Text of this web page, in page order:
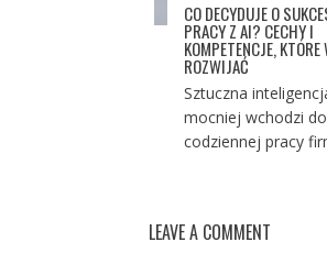
CO DECYDUJE O
PRACY Z AI? CECHY I
KOMPETENCJE, KTÓRE
ROZWIJAĆ
Sztuczna
mocniej wchodzi do
codziennej pracy
LEAVE A COMMENT